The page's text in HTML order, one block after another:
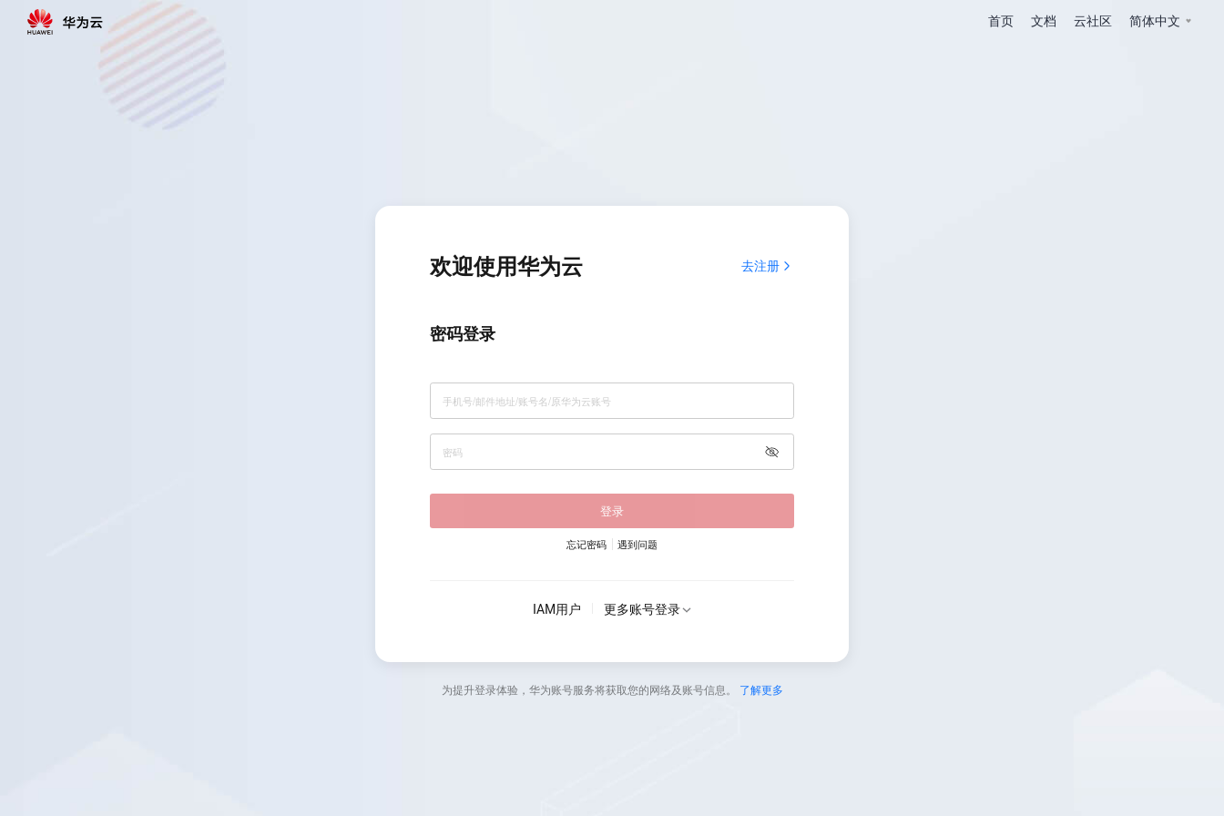
首页 文档 云社区 简体中文
欢迎使用华为云 去注册
密码登录
登录
忘记密码 遇到问题
IAM用户 更多账号登录
为提升登录体验，华为账号服务将获取您的网络及账号信息。 了解更多